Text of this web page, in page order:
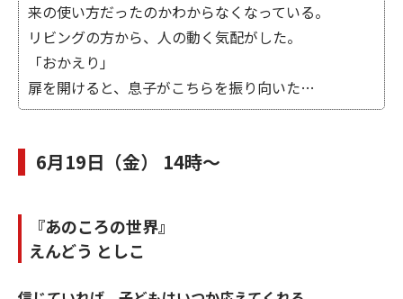
来の使い方だったのかわからなくなっている。
リビングの方から、人の動く気配がした。
「おかえり」
扉を開けると、息子がこちらを振り向いた…
6月19日（金） 14時～
『あのころの世界』
えんどう としこ